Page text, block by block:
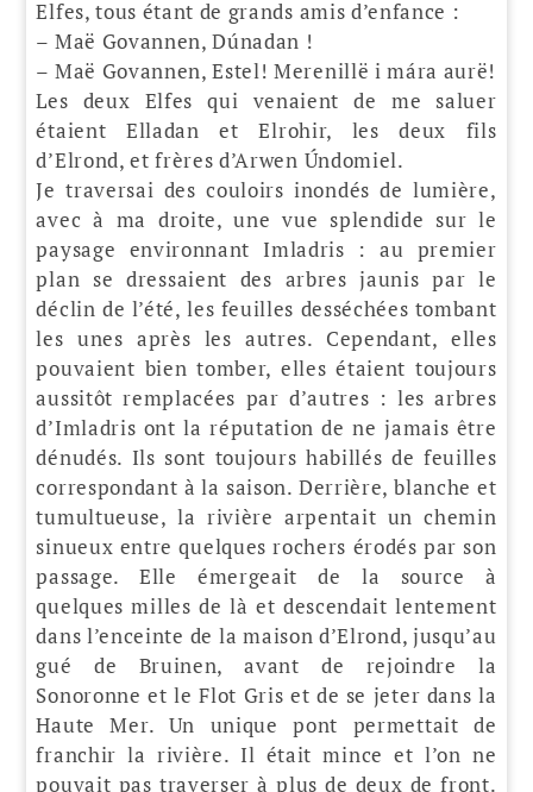
Elfes, tous étant de grands amis d’enfance :
– Maë Govannen, Dúnadan !
– Maë Govannen, Estel! Merenillë i mára aurë!
Les deux Elfes qui venaient de me saluer
étaient Elladan et Elrohir, les deux fils
d’Elrond, et frères d’Arwen Úndomiel.
Je traversai des couloirs inondés de lumière,
avec à ma droite, une vue splendide sur le
paysage environnant Imladris : au premier
plan se dressaient des arbres jaunis par le
déclin de l’été, les feuilles desséchées tombant
les unes après les autres. Cependant, elles
pouvaient bien tomber, elles étaient toujours
aussitôt remplacées par d’autres : les arbres
d’Imladris ont la réputation de ne jamais être
dénudés. Ils sont toujours habillés de feuilles
correspondant à la saison. Derrière, blanche et
tumultueuse, la rivière arpentait un chemin
sinueux entre quelques rochers érodés par son
passage. Elle émergeait de la source à
quelques milles de là et descendait lentement
dans l’enceinte de la maison d’Elrond, jusqu’au
gué de Bruinen, avant de rejoindre la
Sonoronne et le Flot Gris et de se jeter dans la
Haute Mer. Un unique pont permettait de
franchir la rivière. Il était mince et l’on ne
pouvait pas traverser à plus de deux de front.